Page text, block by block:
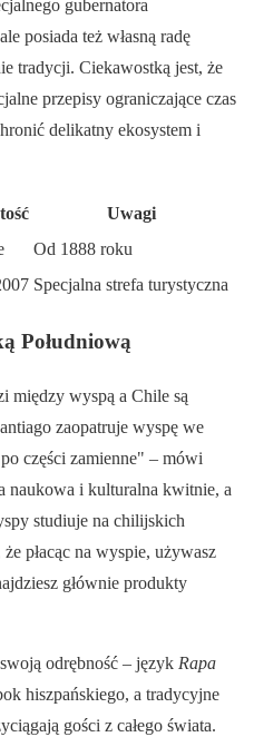
gubernatora
posiada też własną radę
tradycji. Ciekawostką jest, że
przepisy ograniczające czas
delikatny ekosystem i
Uwagi
Od 1888 roku
Specjalna strefa turystyczna
Południową
między wyspą a Chile są
zaopatruje wyspę we
części zamienne
– mówi
naukowa i kulturalna kwitnie, a
studiuje na chilijskich
płacąc na wyspie, używasz
głównie produkty
odrębność – język Rapa
hiszpańskiego, a tradycyjne
gości z całego świata.